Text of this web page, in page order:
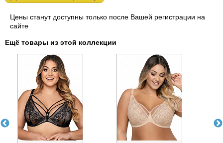
Цены станут доступны только после Вашей регистрации на
сайте
Ещё товары из этой коллекции